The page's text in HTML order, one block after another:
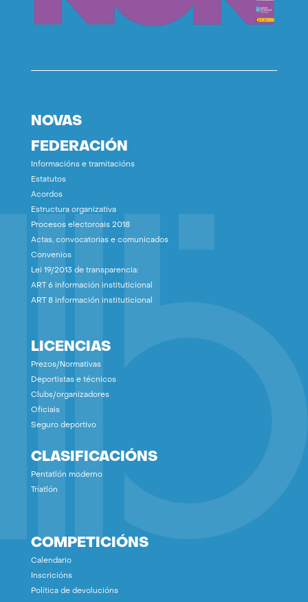
NOVAS
FEDERACIÓN
Informacións e tramitacións
Estatutos
Acordos
Estructura organizativa
Procesos electoroais 2018
Actas, convocatorias e comunicados
Convenios
Lei 19/2013 de transparencia:
ART 6 información instituticional
ART 8 información instituticional
LICENCIAS
Prezos/Normativas
Deportistas e técnicos
Clubs/organizadores
Oficiais
Seguro deportivo
CLASIFICACIÓNS
Pentatlón moderno
Tríatlón
COMPETICIÓNS
Calendario
Inscricións
Política de devolucións